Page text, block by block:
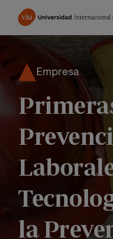
Pasar
contenido
Empresa
la